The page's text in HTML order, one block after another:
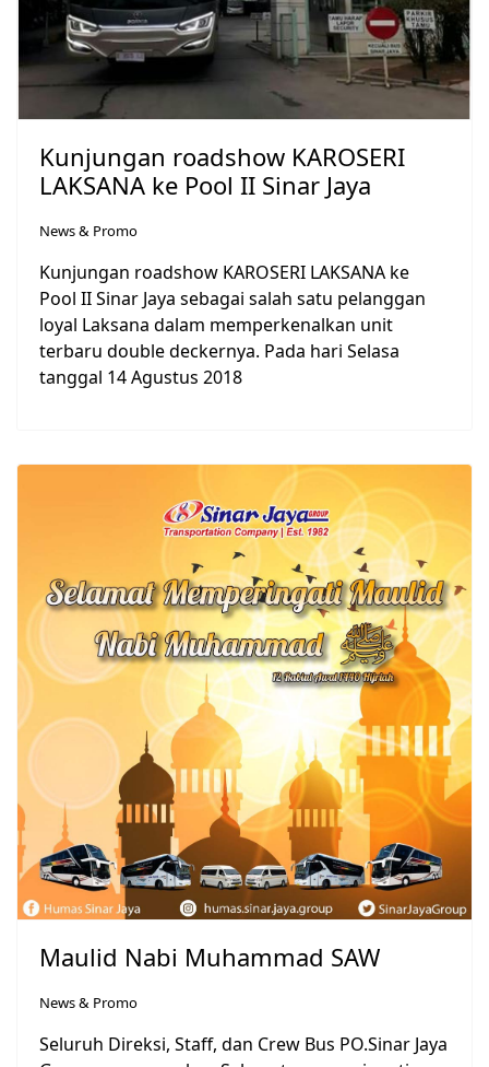
Kunjungan roadshow KAROSERI
LAKSANA ke Pool II Sinar Jaya
News & Promo
Kunjungan roadshow KAROSERI LAKSANA ke
Pool II Sinar Jaya sebagai salah satu pelanggan
loyal Laksana dalam memperkenalkan unit
terbaru double deckernya. Pada hari Selasa
tanggal 14 Agustus 2018
Maulid Nabi Muhammad SAW
News & Promo
Seluruh Direksi, Staff, dan Crew Bus PO.Sinar Jaya